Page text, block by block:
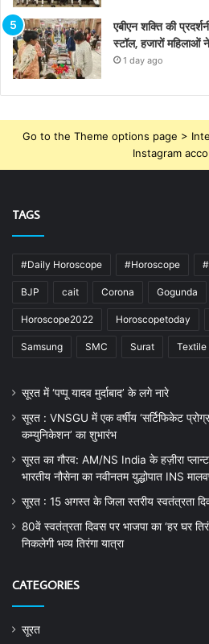
एबीएन शक्ति की
स्टॉल, हजारों महिलाओं
1 day ago
Go to the Theme options page >
Instagram
TAGS
#Daily Horoscope #Horoscope
BJP cait Corona Gogunda
Horoscope2022 Horoscopetoday
Samsung SMC Surat
सूरत में ‘पप्पू यादव मुर्दाबाद’ के लगे नारे
सूरत : VNSGU में एक वर्षीय ‘सर्टिफिकेट
कम्युनिकेशन’ का शुभारंभ
सूरत का गौरव: AM/NS India के हज़ीरा
भारतीय नौसेना का नवीनतम युद्धोपात INS
सूरत : 15 अगस्त के जिला स्तरीय स्वतंत्रता
80वें स्वतंत्रता दिवस पर भाजपा का ‘हर घर
निकलेगी भव्य तिरंगा यात्रा
CATEGORIES
सूरत